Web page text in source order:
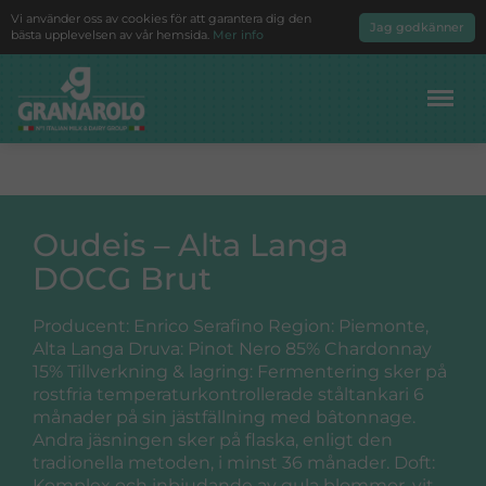
Vi använder oss av cookies för att garantera dig den
bästa upplevelsen av vår hemsida. Mer info
Jag godkänner
Meny
Oudeis – Alta Langa
DOCG Brut
Producent: Enrico Serafino Region: Piemonte,
Alta Langa Druva: Pinot Nero 85% Chardonnay
15% Tillverkning & lagring: Fermentering sker på
rostfria temperaturkontrollerade ståltankari 6
månader på sin jästfällning med bâtonnage.
Andra jäsningen sker på flaska, enligt den
tradionella metoden, i minst 36 månader. Doft: